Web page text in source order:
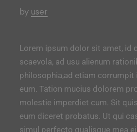
by user
Lorem ipsum dolor sit amet, id
scaevola, ad usu alienum
philosophia,ad etiam corrumpit
eum. Tation mucius dolorem
molestie imperdiet cum. Sit
eum diceret probatus. Ut qui
simul perfecto qualisque mea